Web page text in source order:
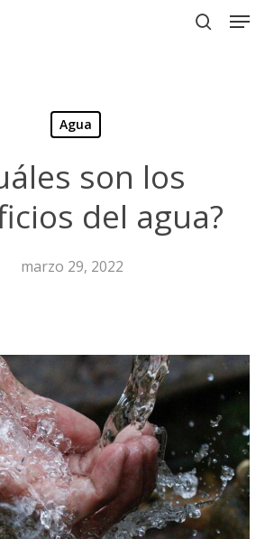
Menu
Agua
son los
del agua?
marzo 29, 2022